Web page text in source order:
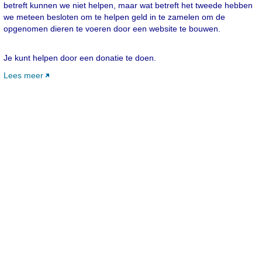
betreft kunnen we niet helpen, maar wat betreft het tweede hebben
we meteen besloten om te helpen geld in te zamelen om de
opgenomen dieren te voeren door een website te bouwen.
Je kunt helpen door een donatie te doen.
Lees meer